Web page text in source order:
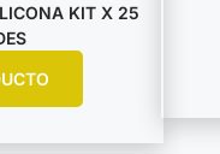
KIT X 25